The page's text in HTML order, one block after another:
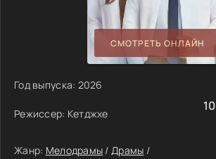
СМОТРЕТЬ ОНЛАЙН
Год выпуска: 2026
Режиссер: Кетджхе
Жанр: Мелодрамы /Драмы /
10